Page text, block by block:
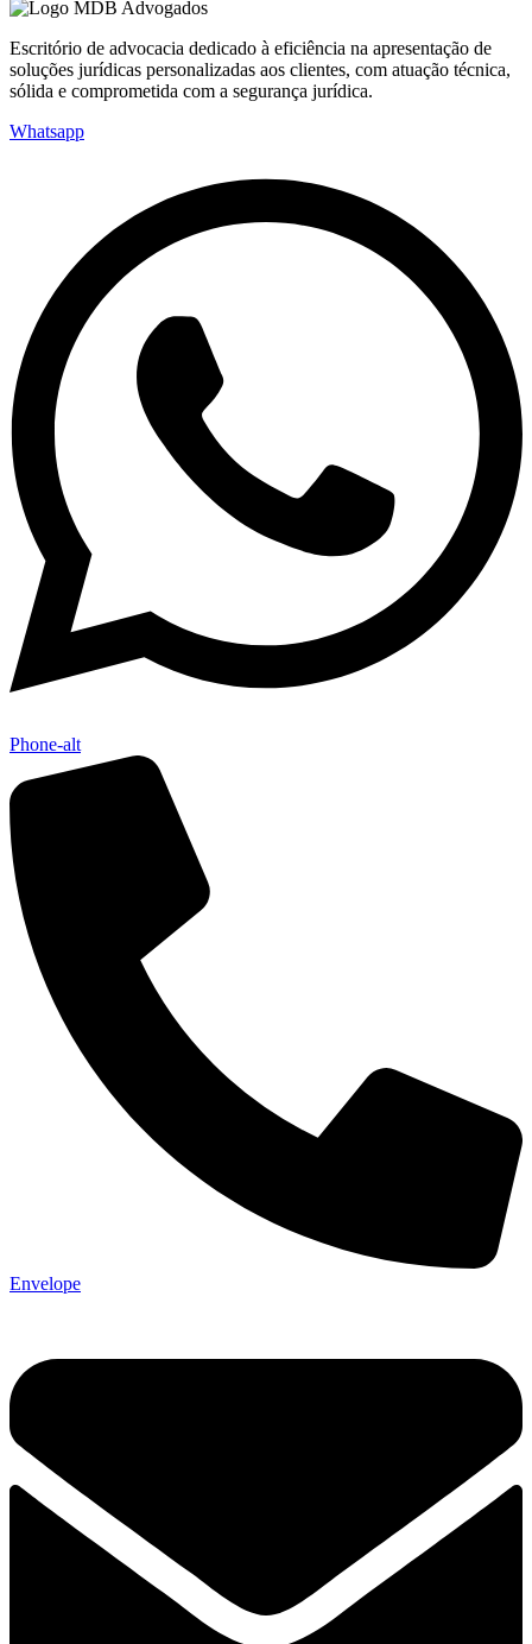
Escritório de advocacia dedicado à eficiência na apresentação de
soluções jurídicas personalizadas aos clientes, com atuação técnica,
sólida e comprometida com a segurança jurídica.
Whatsapp
Phone-alt
Envelope